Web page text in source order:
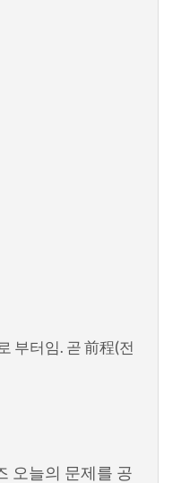
부터임. 곧 前程(전
오늘의 문제를 공